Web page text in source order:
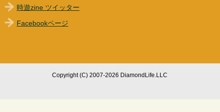
時遊zine ツイッター
Facebookページ
Copyright (C) 2007-2026 DiamondLife.LLC